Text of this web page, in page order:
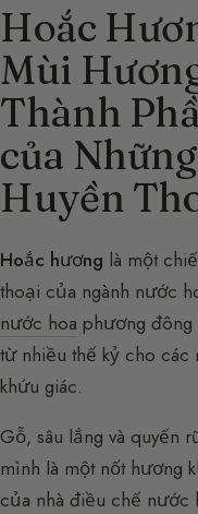
Hoắc
Mùi
Thành
của
Huyền
Hoắc hương là một
thoại của ngành nước
nước hoa phương đông
từ nhiều thế kỷ cho các
khứu giác.
Gỗ, sâu lắng và quyến
mình là một nốt hương
của nhà điều chế nước